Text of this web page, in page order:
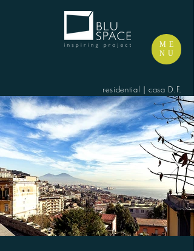
ME
NU
residential | casa D.F.